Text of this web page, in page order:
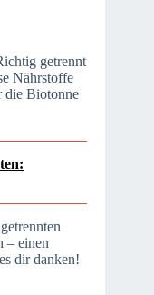
getrennt
Nährstoffe
die Biotonne
– einen
dir danken!